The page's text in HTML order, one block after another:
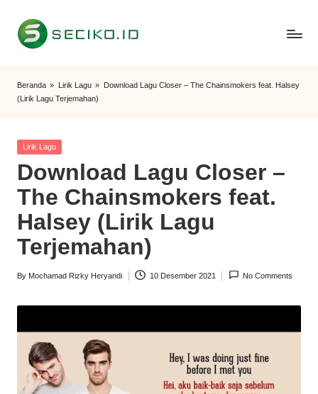
Skip
S
e
c
i
k
o
I
D
Beranda » Lirik Lagu » Download Lagu Closer – The Chainsmokers feat. Halsey
(Lirik Lagu Terjemahan)
Posted
Lirik Lagu
Download Lagu Closer –
The Chainsmokers feat.
Halsey (Lirik Lagu
Terjemahan)
Posted
By Mochamad Rizky Heryandi 10 Desember 2021 No Comments